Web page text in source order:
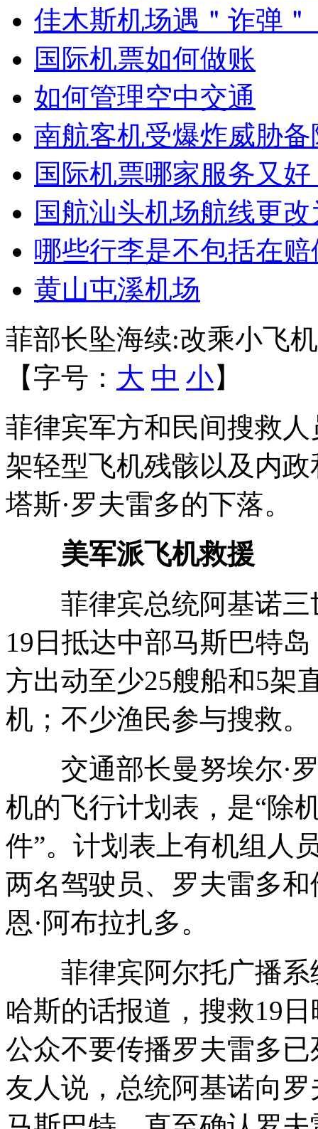
佳木斯机场遇＂诈弹
国际机票如何做账
如何管理空中交通
南航客机受爆炸威胁
国际机票哪家服务又
国航汕头机场航线更
哪些行李是不包括在
黄山屯溪机场
菲部长坠海续:改乘小飞
【字号： 大 中 小】
菲律宾军方和民间搜救
架轻型飞机残骸以及内
塔斯·罗夫雷多的下落。
美军派飞机救援
菲律宾总统阿基诺三
19日抵达中部马斯巴特
方出动至少25艘船和5架
机；不少渔民参与搜救。
交通部长曼努埃尔·罗
机的飞行计划表，是“除
件”。计划表上有机组人
两名驾驶员、罗夫雷多
恩·阿布拉扎多。
菲律宾阿尔托广播系
哈斯的话报道，搜救19
公众不要传播罗夫雷多
友人说，总统阿基诺向